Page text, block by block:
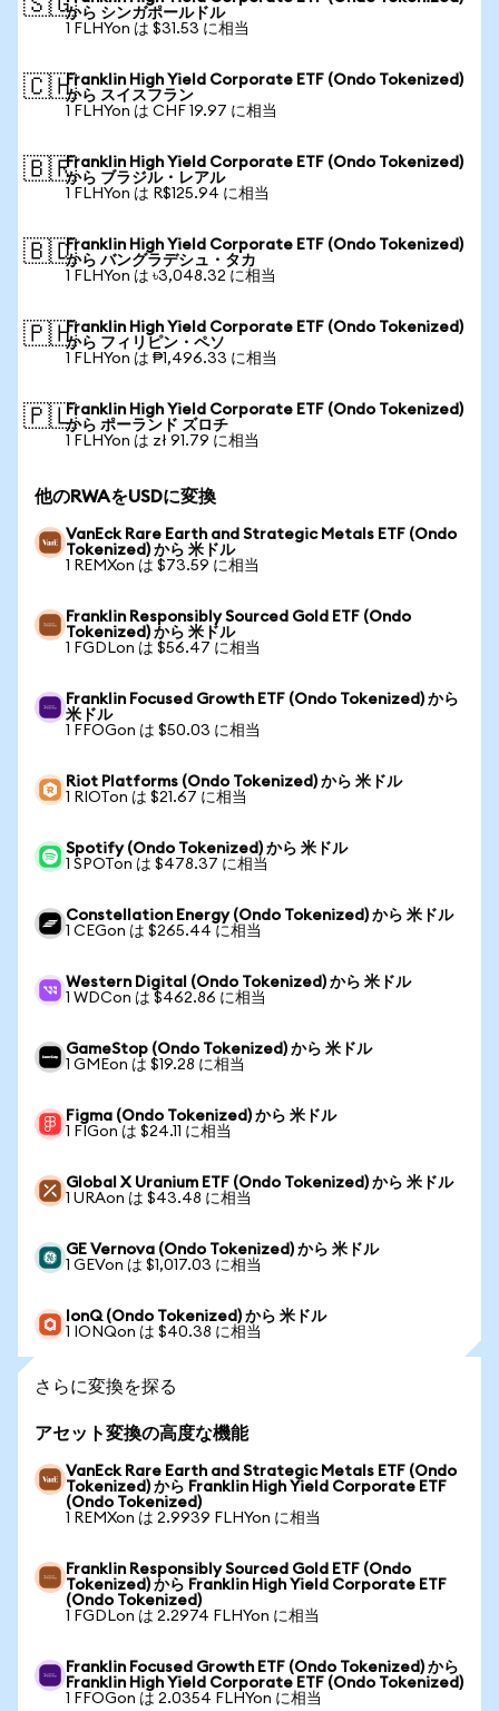
🇸🇬から シンガポールドル
1 FLHYon は $31.53 に相当
🇨🇭Franklin High Yield Corporate ETF (Ondo Tokenized)
から スイスフラン
1 FLHYon は CHF 19.97 に相当
🇧🇷Franklin High Yield Corporate ETF (Ondo Tokenized)
から ブラジル・レアル
1 FLHYon は R$125.94 に相当
🇧🇩Franklin High Yield Corporate ETF (Ondo Tokenized)
から バングラデシュ・タカ
1 FLHYon は ৳3,048.32 に相当
🇵🇭Franklin High Yield Corporate ETF (Ondo Tokenized)
から フィリピン・ペソ
1 FLHYon は ₱1,496.33 に相当
🇵🇱Franklin High Yield Corporate ETF (Ondo Tokenized)
から ポーランド ズロチ
1 FLHYon は zł 91.79 に相当
他のRWAをUSDに変換
VanEck Rare Earth and Strategic Metals ETF (Ondo
Tokenized) から 米ドル
1 REMXon は $73.59 に相当
Franklin Responsibly Sourced Gold ETF (Ondo
Tokenized) から 米ドル
1 FGDLon は $56.47 に相当
Franklin Focused Growth ETF (Ondo Tokenized) から
米ドル
1 FFOGon は $50.03 に相当
Riot Platforms (Ondo Tokenized) から 米ドル
1 RIOTon は $21.67 に相当
Spotify (Ondo Tokenized) から 米ドル
1 SPOTon は $478.37 に相当
Constellation Energy (Ondo Tokenized) から 米ドル
1 CEGon は $265.44 に相当
Western Digital (Ondo Tokenized) から 米ドル
1 WDCon は $462.86 に相当
GameStop (Ondo Tokenized) から 米ドル
1 GMEon は $19.28 に相当
Figma (Ondo Tokenized) から 米ドル
1 FIGon は $24.11 に相当
Global X Uranium ETF (Ondo Tokenized) から 米ドル
1 URAon は $43.48 に相当
GE Vernova (Ondo Tokenized) から 米ドル
1 GEVon は $1,017.03 に相当
IonQ (Ondo Tokenized) から 米ドル
1 IONQon は $40.38 に相当
さらに変換を探る
アセット変換の高度な機能
VanEck Rare Earth and Strategic Metals ETF (Ondo
Tokenized) から Franklin High Yield Corporate ETF
(Ondo Tokenized)
1 REMXon は 2.9939 FLHYon に相当
Franklin Responsibly Sourced Gold ETF (Ondo
Tokenized) から Franklin High Yield Corporate ETF
(Ondo Tokenized)
1 FGDLon は 2.2974 FLHYon に相当
Franklin Focused Growth ETF (Ondo Tokenized) から
Franklin High Yield Corporate ETF (Ondo Tokenized)
1 FFOGon は 2.0354 FLHYon に相当